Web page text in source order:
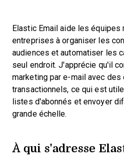
Elastic Email aide les
entreprises à organiser les
audiences et automatiser les
seul endroit. J'apprécie qu'il
marketing par e-mail avec
transactionnels, ce qui est
listes d'abonnés et envoyer
grande échelle.
À qui s'adresse